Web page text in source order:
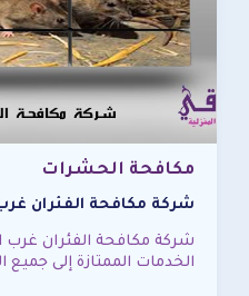
مكافحة الحشرات
شركة مكافحة الفئران
شركة مكافحة الفئران غرب
الخدمات الممتازة إلى جميع